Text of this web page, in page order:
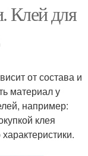
Клей для
от состава и
материал у
например:
клея